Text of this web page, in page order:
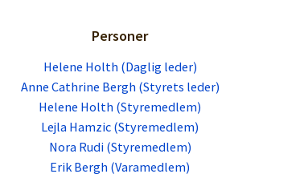
Personer
Helene Holth (Daglig leder)
Anne Cathrine Bergh (Styrets leder)
Helene Holth (Styremedlem)
Lejla Hamzic (Styremedlem)
Nora Rudi (Styremedlem)
Erik Bergh (Varamedlem)